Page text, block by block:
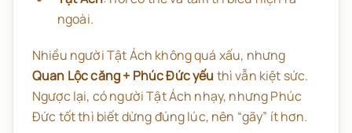
ngoài.
Nhiều người Tật Ách không quá xấu, nhưng
Quan Lộc căng + Phúc Đức yếu thì vẫn kiệt sức.
Ngược lại, có người Tật Ách nhạy, nhưng Phúc
Đức tốt thì biết dừng đúng lúc, nên “gãy” ít hơn.